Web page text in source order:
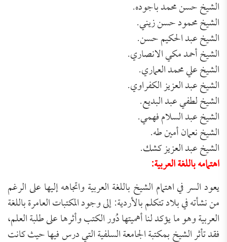
الشيخ حسن محمد باجوده.
الشيخ محمود حسن زيني.
الشيخ عبد الحكيم حسن.
الشيخ أحمد مكي الانصاري.
الشيخ علي محمد العماري.
الشيخ عبد العزيز الكفراوي.
الشيخ لطفي عبد البديع.
الشيخ عبد السلام فهمي.
الشيخ نعمان أمين طه.
الشيخ عبد العزيز كشك.
اهتمامه باللغة العربية:
يعود السر في اهتمام الشيخ باللغة العربية واتجاهه إليها على الرغم
من نشأته في بلاد تتكلم بالأردية: إلى وجود المكتبات العامرة باللغة
العربية وهو ما يؤكد لنا أهميتها دُور الكتب وأثرها على طلبة العلم،
فقد تأثر الشيخ بمكتبة الجامعة السلفية التي درس فيها حيث كانت